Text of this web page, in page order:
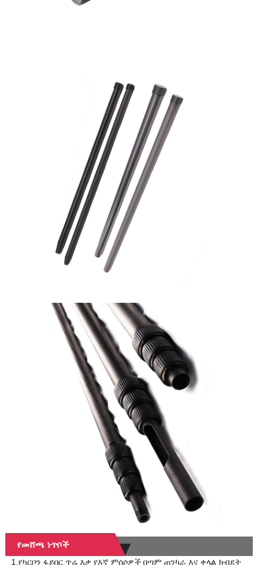
የመሸጫ ነጥቦች
1.የካርቦን ፋይበር ጥሬ እቃ የእኛ ምሰሶዎች በጣም ጠንካራ እና ቀላል ክብደት